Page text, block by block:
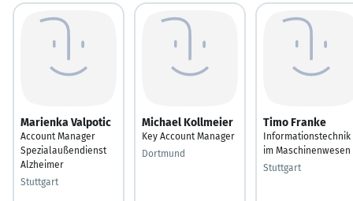
Marienka Valpotic
Account Manager
Spezialaußendienst
Alzheimer
Stuttgart
Michael Kollmeier
Key Account Manager
Dortmund
Timo Franke
Informationstechnik
im Maschinenwesen
Stuttgart